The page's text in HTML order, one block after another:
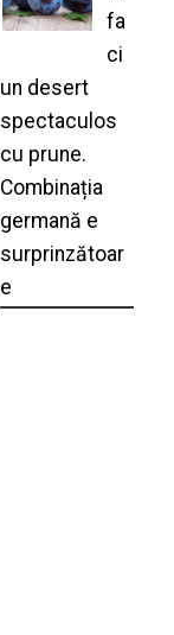
fa
ci
un desert
spectaculos
cu prune.
Combinația
germană e
surprinzătoar
e